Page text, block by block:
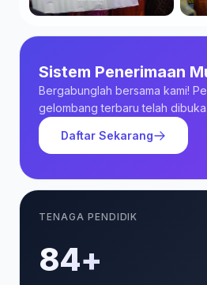
Sistem Penerimaan
Bergabunglah bersama kami!
gelombang terbaru telah dibuka.
Daftar Sekarang
TENAGA PENDIDIK
85+